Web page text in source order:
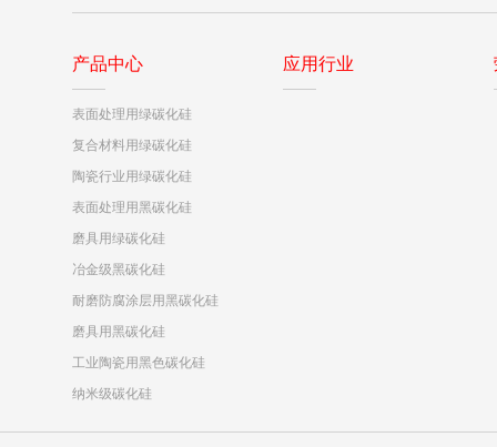
产品中心
表面处理用绿碳化硅
复合材料用绿碳化硅
陶瓷行业用绿碳化硅
表面处理用黑碳化硅
磨具用绿碳化硅
冶金级黑碳化硅
耐磨防腐涂层用黑碳化硅
磨具用黑碳化硅
工业陶瓷用黑色碳化硅
纳米级碳化硅
应用行业